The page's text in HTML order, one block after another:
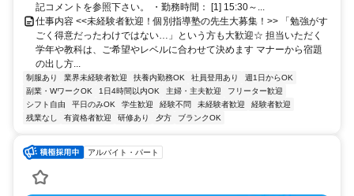
記コメントを参照下さい。 ・勤務時間： [1] 15:30～...
仕事内容 <<未経験者歓迎！個別指導塾の先生大募集！>> 「勉強がす
ごく得意だったわけではない…」という方も大歓迎☆ 担当いただく
学年や教科は、ご希望やレベルに合わせて決めます マナーから宿題
の出し方...
制服あり 業界未経験者歓迎 扶養内勤務OK 社員登用あり
週1日からOK
副業・WワークOK
1日4時間以内OK 主婦・主夫歓迎
フリーター歓迎
シフト自由
平日のみOK 学生歓迎 経験不問 未経験者歓迎
経験者歓迎
残業なし
有資格者歓迎 研修あり 夕方 ブランクOK
アルバイト・パート